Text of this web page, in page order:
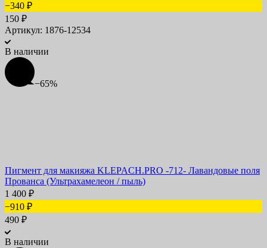
−340 ₽
150 ₽
Артикул: 1876-12534
В наличии
−65%
Пигмент для макияжа KLEPACH.PRO -712- Лавандовые поля
Прованса (Ультрахамелеон / пыль)
1 400 ₽
−910 ₽
490 ₽
В наличии